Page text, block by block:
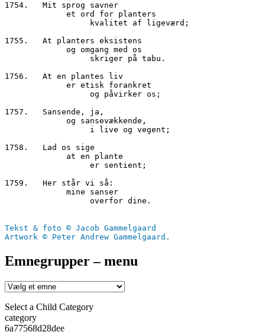
1754.	Mit sprog savner
             et ord for planters
                  kvalitet af ligeværd;
1755.	At planters eksistens
     	     og omgang med os
	          skriger på tabu.
1756.	At en plantes liv
     	     er etisk forankret
                  og påvirker os;
1757.	Sansende, ja,
             og sansevækkende,
                  i live og vegent;
1758.	Lad os sige
    	     at en plante
     	          er sentient;
1759.	Her står vi så:
     	     mine sanser
                  overfor dine.
Tekst & foto © Jacob Gammelgaard
Artwork © Peter Andrew Gammelgaard.
Emnegrupper – menu
Select a Child Category
category
6a77568d28dee